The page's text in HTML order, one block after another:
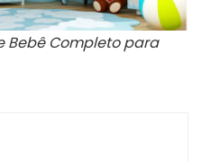
Bebê Completo para